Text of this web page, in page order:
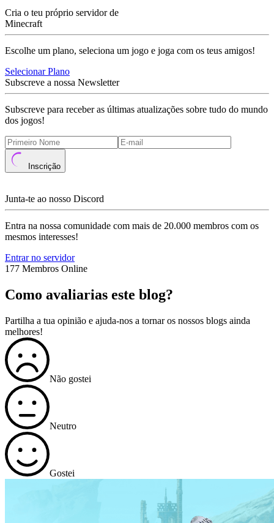
Cria o teu próprio servidor de
Minecraft
Escolhe um plano, seleciona um jogo e joga com os teus amigos!
Selecionar Plano
Subscreve a nossa Newsletter
Subscreve para receber as últimas atualizações sobre tudo do mundo
dos jogos!
Inscrição
Junta-te ao nosso Discord
Entra na nossa comunidade com mais de 20.000 membros com os
mesmos interesses!
Entrar no servidor
177 Membros Online
Como avaliarias este blog?
Partilha a tua opinião e ajuda-nos a tornar os nossos blogs ainda
melhores!
Não gostei
Neutro
Gostei